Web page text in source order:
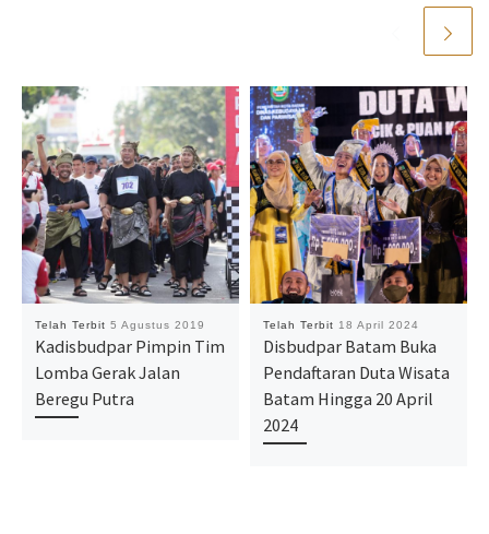
Telah Terbit 5 Agustus 2019
Kadisbudpar Pimpin Tim
Lomba Gerak Jalan
Beregu Putra
Telah Terbit 18 April 2024
Disbudpar Batam Buka
Pendaftaran Duta Wisata
Batam Hingga 20 April
2024